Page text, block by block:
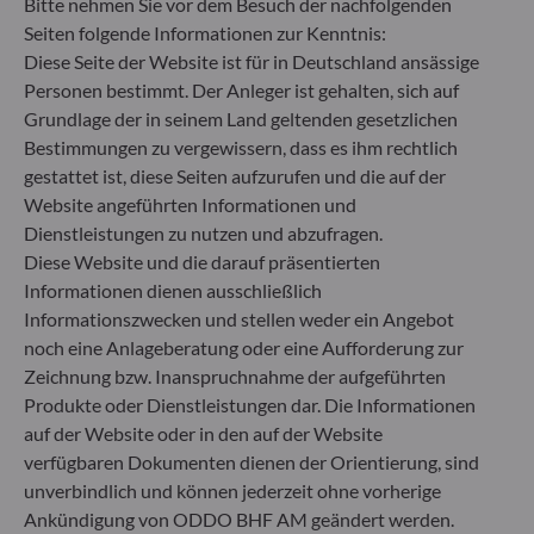
Rücknahmepreises berücksichtigt. Kosten für die
Verwahrung von Fondsanteilen in Ihrem Depot
können die Wertentwicklung zusätzlich mindern.
**Die EU-Verordnung zur Offenlegung von
Nachhaltigkeitsinformationen (Sustainable
Finance Disclosure Regulation, SFDR) ist ein
Regelwerk der EU, das darauf abzielt, das
Nachhaltigkeitsprofil von Fonds transparent,
besser vergleichbar und für Endinvestoren besser
verständlich zu machen.
Artikel 6: Das Fondsmanagementteam
berücksichtigt bei der Anlageentscheidung keine
Nachhaltigkeitsrisiken oder nachteiligen
Auswirkungen von Anlageentscheidungen auf
Nachhaltigkeitsfaktoren.
Artikel 8: Das Fondsmanagementteam adressiert
Nachhaltigkeitsrisiken, indem es ESG-Kriterien
(Umwelt und/oder Soziales und/oder Governance)
in den Anlageentscheidungsprozess einbezieht.
Artikel 9: Das Fondsmanagementteam verfolgt ein
Seiten folgende Informationen zur Kenntnis:
Diese Seite der Website ist für in Deutschland ansässige
Personen bestimmt. Der Anleger ist gehalten, sich auf
Grundlage der in seinem Land geltenden gesetzlichen
Bestimmungen zu vergewissern, dass es ihm rechtlich
gestattet ist, diese Seiten aufzurufen und die auf der
Website angeführten Informationen und
Dienstleistungen zu nutzen und abzufragen.
Diese Website und die darauf präsentierten
Informationen dienen ausschließlich
Informationszwecken und stellen weder ein Angebot
noch eine Anlageberatung oder eine Aufforderung zur
Zeichnung bzw. Inanspruchnahme der aufgeführten
Produkte oder Dienstleistungen dar. Die Informationen
auf der Website oder in den auf der Website
verfügbaren Dokumenten dienen der Orientierung, sind
unverbindlich und können jederzeit ohne vorherige
Ankündigung von ODDO BHF AM geändert werden.